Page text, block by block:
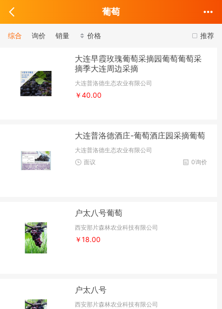
葡萄
推荐
综合 询价 销量 价格
大连早霞玫瑰葡萄采摘园葡萄葡萄采
摘季大连周边采摘
大连普洛德生态农业有限公司
￥40.00
大连普洛德酒庄-葡萄酒庄园采摘葡萄
大连普洛德生态农业有限公司
0询价
面议
户太八号葡萄
西安那片森林农业科技有限公司
￥18.00
户太八号
西安那片森林农业科技有限公司